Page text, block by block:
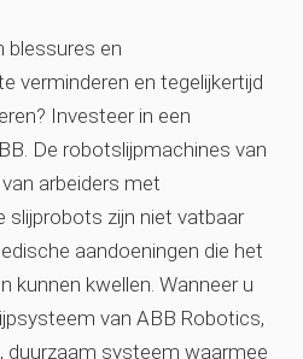
blessures en
verminderen en tegelijkertijd
Investeer in een
De robotslijpmachines van
arbeiders met
slijprobots zijn niet vatbaar
aandoeningen die het
kunnen kwellen. Wanneer u
van ABB Robotics,
duurzaam systeem waarmee